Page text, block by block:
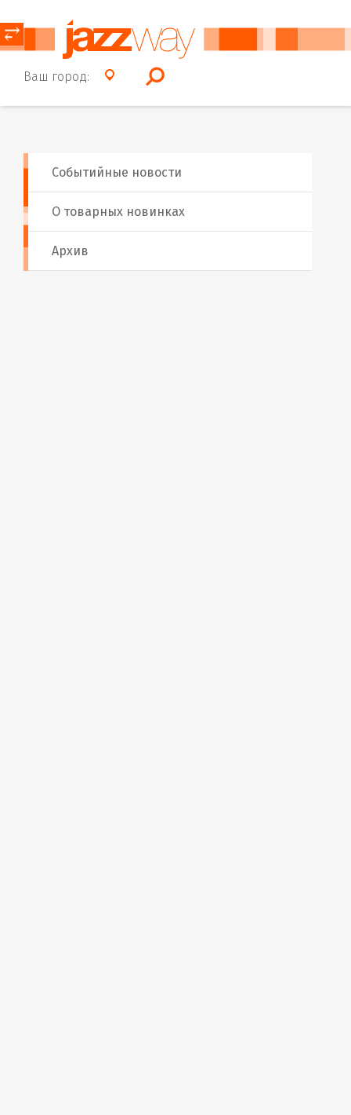
Ваш город:
⥂
Событийные новости
О товарных новинках
Архив